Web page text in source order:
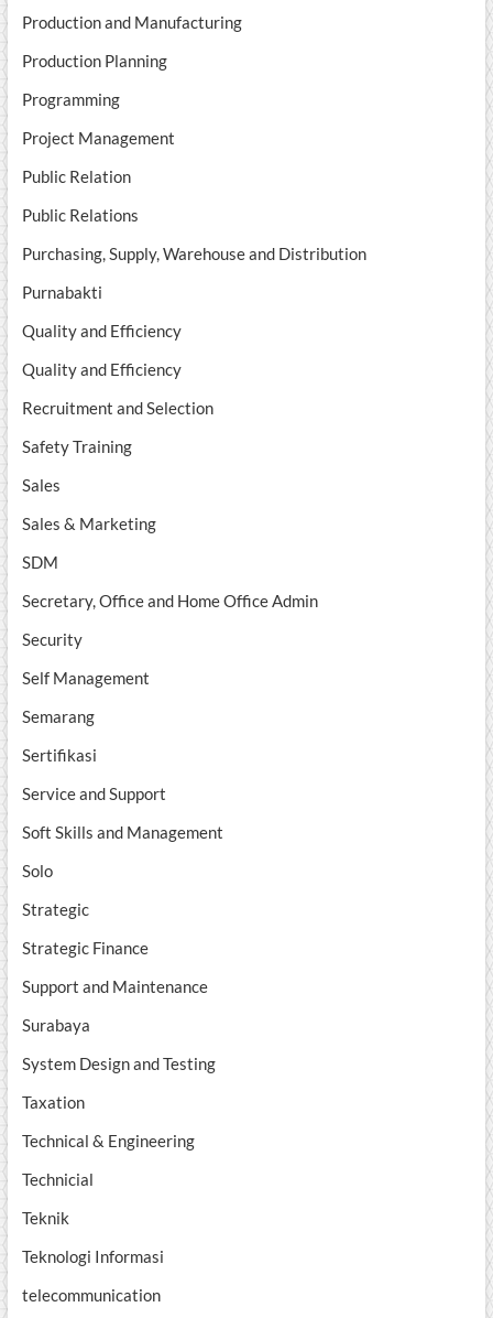
Production and Manufacturing
Production Planning
Programming
Project Management
Public Relation
Public Relations
Purchasing, Supply, Warehouse and Distribution
Purnabakti
Quality and Efficiency
Quality and Efficiency
Recruitment and Selection
Safety Training
Sales
Sales & Marketing
SDM
Secretary, Office and Home Office Admin
Security
Self Management
Semarang
Sertifikasi
Service and Support
Soft Skills and Management
Solo
Strategic
Strategic Finance
Support and Maintenance
Surabaya
System Design and Testing
Taxation
Technical & Engineering
Technicial
Teknik
Teknologi Informasi
telecommunication